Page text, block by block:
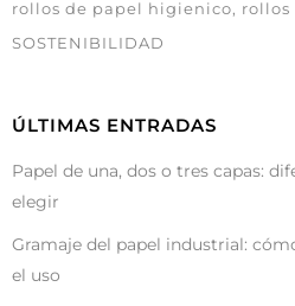
rollos de papel higienico
SOSTENIBILIDAD
ÚLTIMAS ENTRADAS
Papel de una, dos o tres capas:
elegir
Gramaje del papel industrial:
el uso